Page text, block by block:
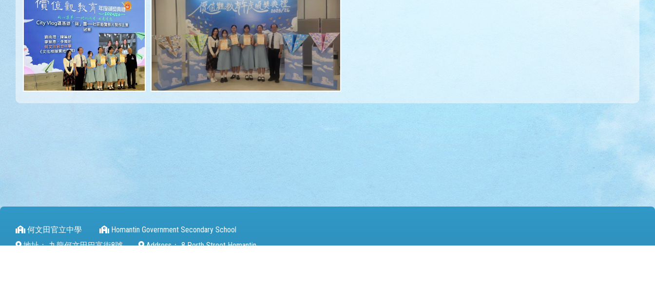
何文田官立中學
Homantin Government Secondary School
地址： 九龍何文田巴富街8號 Address： 8 Perth Street Homantin